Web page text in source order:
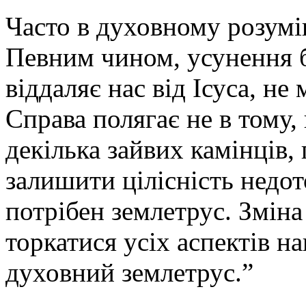
Часто в духовному
Певним чином, усунення
віддаляє нас від Ісуса,
Справа полягає не в
декілька зайвих
залишити цілісність
потрібен землетрус.
торкатися усіх аспектів
духовний землетрус.”